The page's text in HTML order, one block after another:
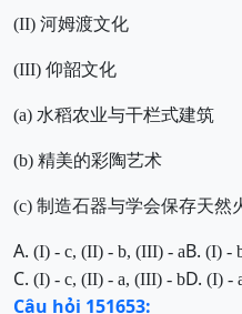
(II) 河姆渡文化
(III) 仰韶文化
(a) 水稻农业与干栏式建筑
(b) 精美的彩陶艺术
(c) 制造石器与学会保存天然
A. (I) - c, (II) - b, (III) - aB. (I) -
C. (I) - c, (II) - a, (III) - bD. (I) -
Câu hỏi 151653: